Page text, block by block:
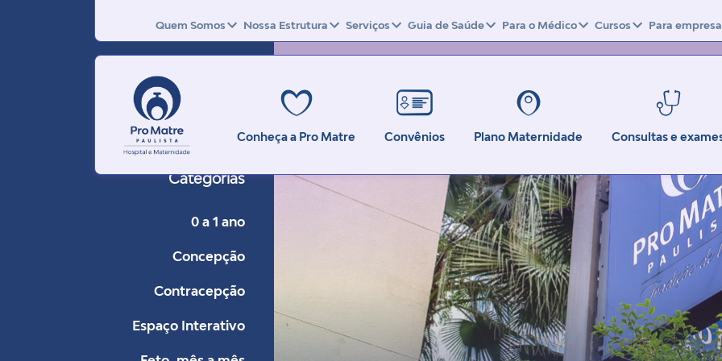
Quem Somos Nossa Estrutura Serviços Guia de Saúde Para o Médico Cursos Para
Conheça a Pro Matre Convênios Plano Maternidade Consultas e
Categorias
0 a 1 ano
Concepção
Contracepção
Espaço Interativo